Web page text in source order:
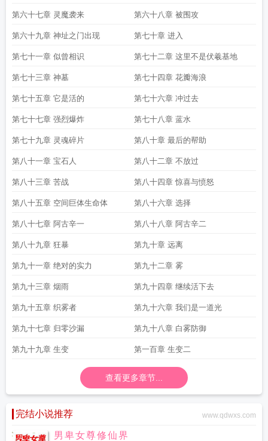
第六十七章 灵魔袭来 第六十八章 被围攻
第六十九章 神址之门出现 第七十章 进入
第七十一章 似曾相识 第七十二章 这里不是伏羲基地
第七十三章 神墓 第七十四章 花瓣海浪
第七十五章 它是活的 第七十六章 冲过去
第七十七章 强烈爆炸 第七十八章 蓝水
第七十九章 灵魂碎片 第八十章 最后的帮助
第八十一章 宝石人 第八十二章 不放过
第八十三章 苦战 第八十四章 惊喜与愤怒
第八十五章 空间巨体生命体 第八十六章 选择
第八十七章 阿古辛一 第八十八章 阿古辛二
第八十九章 狂暴 第九十章 远离
第九十一章 绝对的实力 第九十二章 雾
第九十三章 烟雨 第九十四章 继续活下去
第九十五章 织雾者 第九十六章 我们是一道光
第九十七章 归零沙漏 第九十八章 白雾防御
第九十九章 生变 第一百章 生变二
查看更多章节...
完结小说推荐 www.qdwxs.com
男卑女尊修仙界